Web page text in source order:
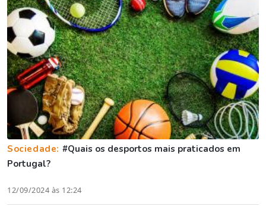
Sociedade: #Quais os desportos mais praticados em
Portugal?
12/09/2024 às 12:24